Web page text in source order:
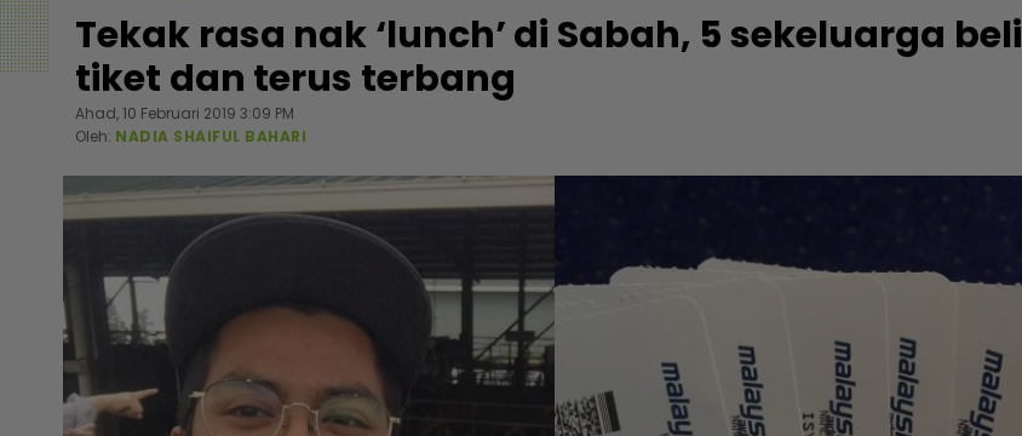
Tekak rasa nak ‘lunch’ di Sabah, 5 sekeluarga beli
tiket dan terus terbang
Ahad, 10 Februari 2019 3:09 PM
Oleh: NADIA SHAIFUL BAHARI